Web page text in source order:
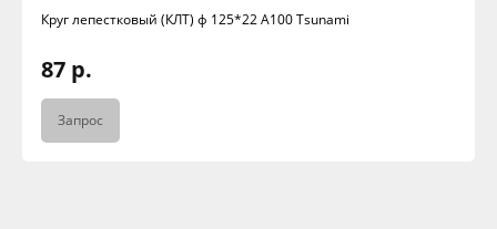
Круг лепестковый (КЛТ) ф 125*22 А100 Tsunami
87 р.
Запрос